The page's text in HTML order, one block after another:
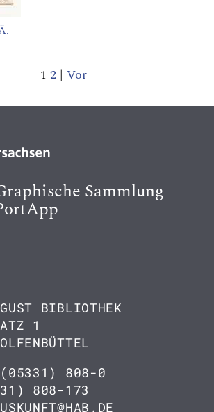
1 2 | Vor
Sammlung
BIBLIOTHEK
1
(05331) 808-0
808-173